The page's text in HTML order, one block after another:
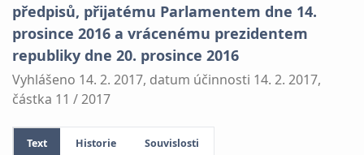
předpisů, přijatému Parlamentem dne 14.
prosince 2016 a vrácenému prezidentem
republiky dne 20. prosince 2016
Vyhlášeno 14. 2. 2017, datum účinnosti 14. 2. 2017,
částka 11 / 2017
Text Historie Souvislosti